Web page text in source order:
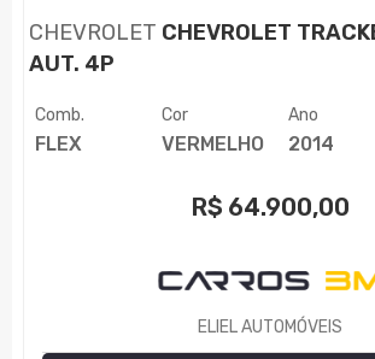
CHEVROLET CHEVROLET
AUT. 4P
Comb.
FLEX
Cor
VERMELHO
Ano
2014
R$ 64.900,00
ELIEL AUTOMÓVEIS